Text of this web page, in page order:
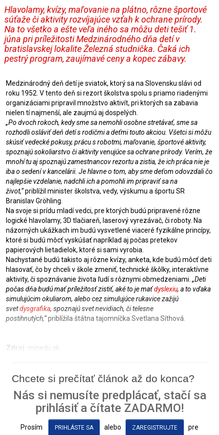
Hlavolamy, kvízy, maľovanie na plátno, rôzne športové
súťaže či aktivity rozvíjajúce vzťah k ochrane prírody.
Na to všetko a ešte veľa iného sa môžu deti tešiť 1.
júna pri príležitosti Medzinárodného dňa detí v
bratislavskej lokalite Železná studnička. Čaká ich
pestrý program, zaujímavé ceny a kopec zábavy.
Medzinárodný deň detí je sviatok, ktorý sa na Slovensku slávi od
roku 1952. V tento deň si rezort školstva spolu s priamo riadenými
organizáciami pripravil množstvo aktivít, pri ktorých sa zabavia
nielen tí najmenší, ale zaujmú aj dospelých.
„Po dvoch rokoch, kedy sme sa nemohli osobne stretávať, sme sa
rozhodli osláviť deň detí s rodičmi a deťmi touto akciou. Všetci si môžu
skúsiť vedecké pokusy, prácu s robotmi, maľovanie, športové aktivity,
spoznajú sokoliarstvo či aktivity venujúce sa ochrane prírody. Verím, že
mnohí tu aj spoznajú zamestnancov rezortu a zistia, že ich práca nie je
iba o sedení v kancelárii. Je hlavne o tom, aby sme deťom odovzdali čo
najlepšie vzdelanie, nadchli ich a pomohli im pripraviť sa na
život,“priblížil minister školstva, vedy, výskumu a športu SR
Branislav Gröhling.
Na svoje si prídu mladí vedci, pre ktorých budú pripravené rôzne
logické hlavolamy, 3D tlačiareň, laserový vyrezávač, či roboty. Na
názorných ukážkach im budú vysvetlené viaceré fyzikálne princípy,
ktoré si budú môcť vyskúšať napríklad aj počas pretekov
papierových lietadielok, ktoré si sami vyrobia.
Nachystané budú takisto aj rôzne kvízy, anketa, kde budú môcť deti
hlasovať, čo by chceli v škole zmeniť, technické škôlky, interaktívne
aktivity, či spoznávanie života ľudí s rôznymi obmedzeniami. „Deti
počas dňa budú mať príležitosť zistiť, aké to je maťdyslexiu, a to vďaka
simulujúcim okuliarom, alebo cez simulujúce rukavice zažijú
svetdysgrafika, spoznajú svet nevidiach, či telesne
postihnutých,“priblížila štátna tajomníčka Svetlana Síthová.
Zdroj: minedu.sk
Chcete si prečítať článok až do konca?
Nás si nemusíte predplácať, stačí sa
prihlásiť a čítate ZADARMO!
Prosím PRIHLÁSTE SA alebo ZAREGISTRUJTE
pre